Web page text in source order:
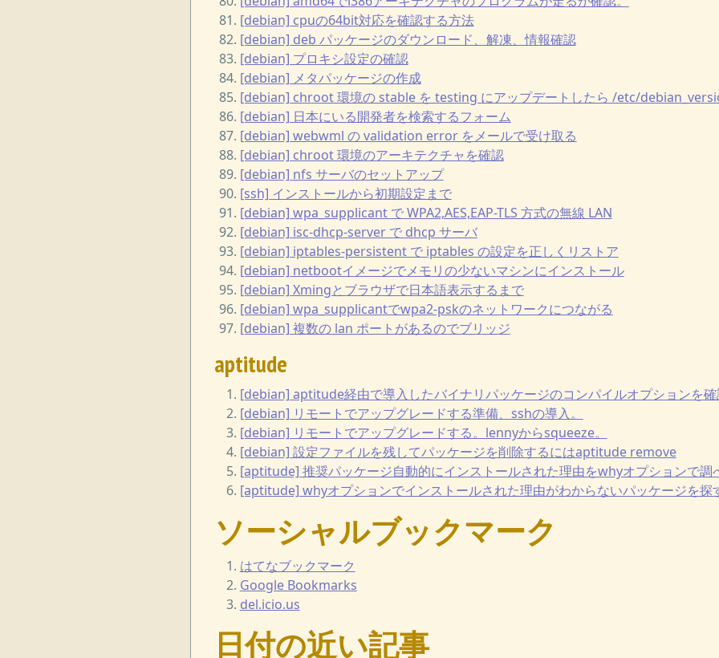
[debian] cpuの64bit対応を確認する方法
[debian] deb パッケージのダウンロード、解凍、情報確認
[debian] プロキシ設定の確認
[debian] メタパッケージの作成
[debian] chroot 環境の stable を testing にアップデートしたら /etc/
[debian] 日本にいる開発者を検索するフォーム
[debian] webwml の validation error をメールで受け取る
[debian] chroot 環境のアーキテクチャを確認
[debian] nfs サーバのセットアップ
[ssh] インストールから初期設定まで
[debian] wpa_supplicant で WPA2,AES,EAP-TLS 方式の無線 LAN
[debian] isc-dhcp-server で dhcp サーバ
[debian] iptables-persistent で iptables の設定を正しくリストア
[debian] netbootイメージでメモリの少ないマシンにインストール
[debian] Xmingとブラウザで日本語表示するまで
[debian] wpa_supplicantでwpa2-pskのネットワークにつながる
[debian] 複数の lan ポートがあるのでブリッジ
aptitude
[debian] aptitude経由で導入したバイナリパッケージのコンパイルオプションを
[debian] リモートでアップグレードする準備、sshの導入。
[debian] リモートでアップグレードする。lennyからsqueeze。
[debian] 設定ファイルを残してパッケージを削除するにはaptitude remove
[aptitude] 推奨パッケージ自動的にインストールされた理由をwhyオプションで調
[aptitude] whyオプションでインストールされた理由がわからないパッケージを探
ソーシャルブックマーク
はてなブックマーク
Google Bookmarks
del.icio.us
日付の近い記事